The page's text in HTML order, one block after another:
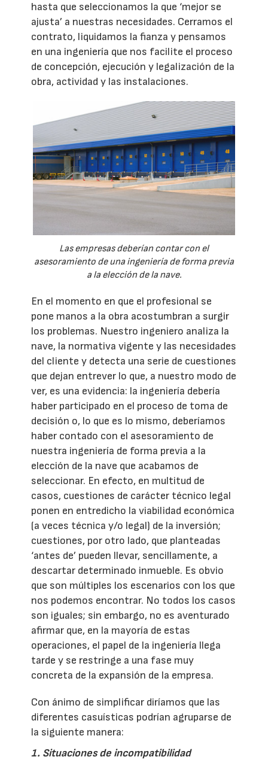
hasta que seleccionamos la que ‘mejor se
ajusta’ a nuestras necesidades. Cerramos el
contrato, liquidamos la fianza y pensamos
en una ingeniería que nos facilite el proceso
de concepción, ejecución y legalización de la
obra, actividad y las instalaciones.
Las empresas deberían contar con el
asesoramiento de una ingeniería de forma previa
a la elección de la nave.
En el momento en que el profesional se
pone manos a la obra acostumbran a surgir
los problemas. Nuestro ingeniero analiza la
nave, la normativa vigente y las necesidades
del cliente y detecta una serie de cuestiones
que dejan entrever lo que, a nuestro modo de
ver, es una evidencia: la ingeniería debería
haber participado en el proceso de toma de
decisión o, lo que es lo mismo, deberíamos
haber contado con el asesoramiento de
nuestra ingeniería de forma previa a la
elección de la nave que acabamos de
seleccionar. En efecto, en multitud de
casos, cuestiones de carácter técnico legal
ponen en entredicho la viabilidad económica
(a veces técnica y/o legal) de la inversión;
cuestiones, por otro lado, que planteadas
‘antes de’ pueden llevar, sencillamente, a
descartar determinado inmueble. Es obvio
que son múltiples los escenarios con los que
nos podemos encontrar. No todos los casos
son iguales; sin embargo, no es aventurado
afirmar que, en la mayoría de estas
operaciones, el papel de la ingeniería llega
tarde y se restringe a una fase muy
concreta de la expansión de la empresa.
Con ánimo de simplificar diríamos que las
diferentes casuísticas podrían agruparse de
la siguiente manera:
1. Situaciones de incompatibilidad